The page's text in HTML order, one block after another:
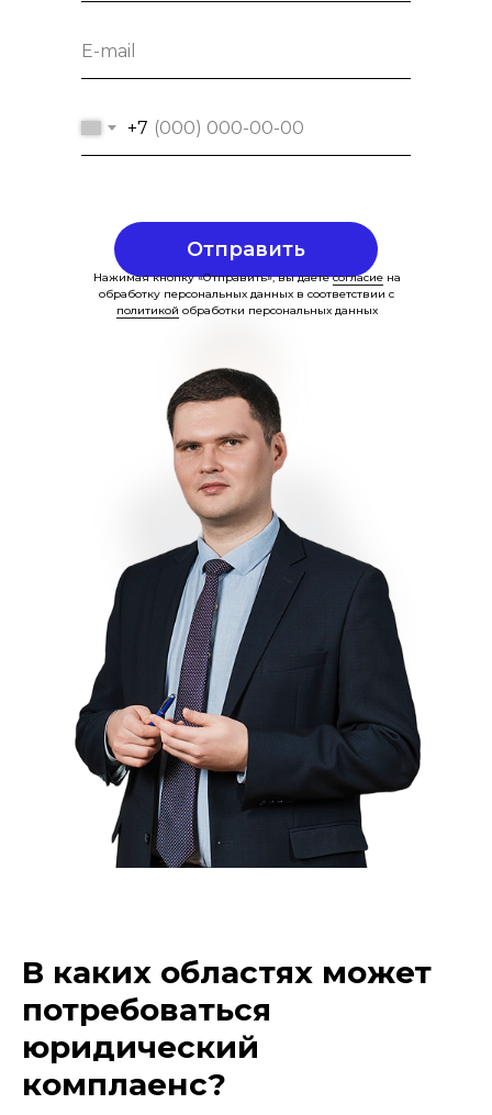
+7
Отправить
Нажимая кнопку «Отправить», вы даетесогласиена
обработку персональных данных в соответствии с
политикой обработки персональных данных
В каких областях может
потребоваться
юридический
комплаенс?
старший юрист практики цифрового
права и руководитель блока
взаимодействия с Министерством
цифрового развития
Опубликовано:
12.07.2024